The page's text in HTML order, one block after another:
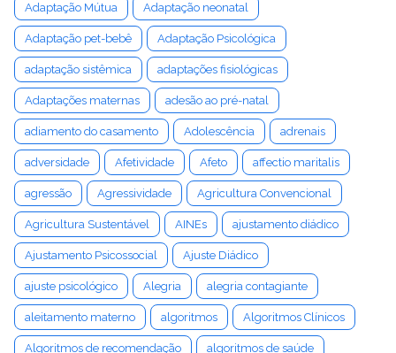
Adaptação Mútua Adaptação neonatal
Adaptação pet-bebê Adaptação Psicológica
adaptação sistêmica adaptações fisiológicas
Adaptações maternas adesão ao pré-natal
adiamento do casamento Adolescência adrenais
adversidade Afetividade Afeto affectio maritalis
agressão Agressividade Agricultura Convencional
Agricultura Sustentável AINEs ajustamento diádico
Ajustamento Psicossocial Ajuste Diádico
ajuste psicológico Alegria alegria contagiante
aleitamento materno algoritmos Algoritmos Clínicos
Algoritmos de recomendação algoritmos de saúde